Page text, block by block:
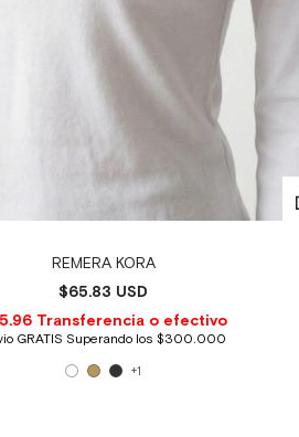
REMERA KORA
$65.83 USD
+1